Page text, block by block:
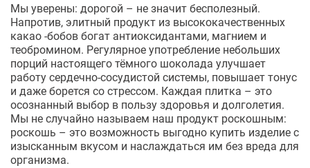
Мы уверены: дорогой – не значит бесполезный.
Напротив, элитный продукт из высококачественных
какао -бобов богат антиоксидантами, магнием и
теобромином. Регулярное употребление небольших
порций настоящего тёмного шоколада улучшает
работу сердечно-сосудистой системы, повышает тонус
и даже борется со стрессом. Каждая плитка – это
осознанный выбор в пользу здоровья и долголетия.
Мы не случайно называем наш продукт роскошным:
роскошь – это возможность выгодно купить изделие с
изысканным вкусом и наслаждаться им без вреда для
организма.